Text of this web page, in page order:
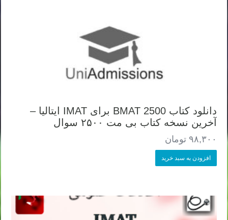
دانلود کتاب BMAT 2500 برای IMAT ایتالیا –
آخرین نسخه کتاب بی مت ۲۵۰۰ سوال
۹۸,۳۰۰ تومان
افزودن به سبد خرید